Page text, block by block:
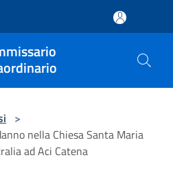
>
nella Chiesa Santa Maria
ad Aci Catena